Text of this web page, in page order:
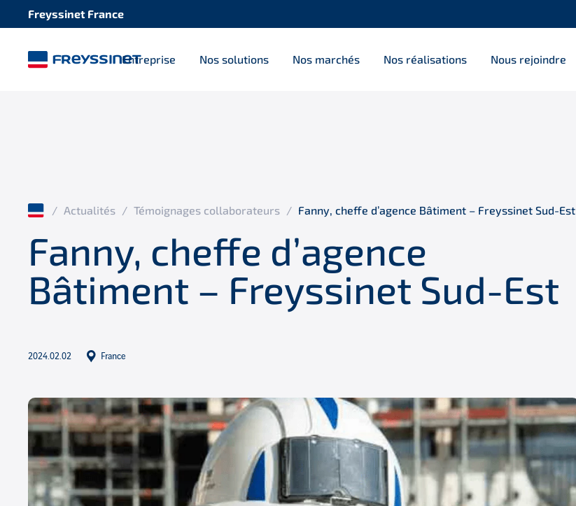
Freyssinet France
Entreprise Nos solutions Nos marchés Nos réalisations Nous rejoindre
/ Actualités / Témoignages collaborateurs / Fanny, cheffe d’agence Bâtiment – Freyssinet Sud-Est
Fanny, cheffe d’agence
Bâtiment – Freyssinet Sud-Est
2024.02.02 France